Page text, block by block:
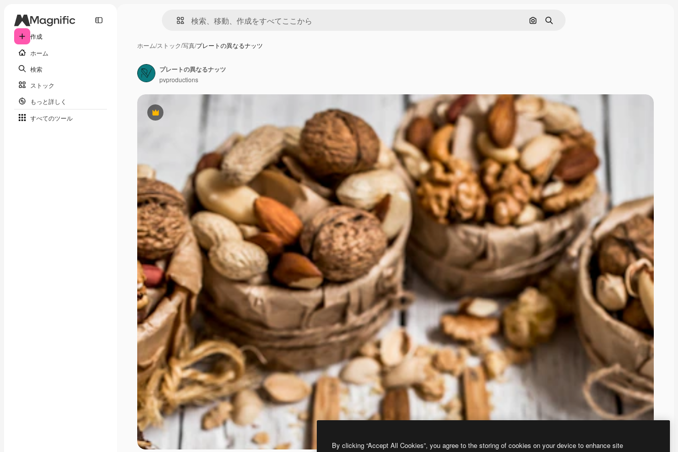
作成
ホーム
検索
ストック
もっと詳しく
すべてのツール
画像で検索
検索
ホーム/ストック/写真/プレートの異なるナッツ
Premium
プレートの異なるナッツ
pvproductions
By clicking “Accept All Cookies”, you agree to the storing of cookies on your device to enhance site